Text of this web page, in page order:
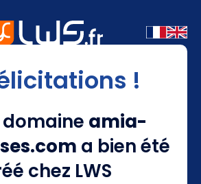
!
amia-
a bien été
chez LWS